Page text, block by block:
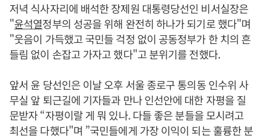
저녁 식사자리에 배석한 장제원 대통령당선인 비서실장은
"윤석열정부의 성공을 위해 완전히 하나가 되기로 했다"며
"웃음이 가득했고 국민들 걱정 없이 공동정부가 한 치의 흔
들림 없이 손잡고 가자고 했다"고 분위기를 전했다.
앞서 윤 당선인은 이날 오후 서울 종로구 통의동 인수위 사
무실 앞 퇴근길에 기자들과 만나 인선안에 대한 자평을 질
문받자 “자평이랄 게 뭐 있나. 다들 좋은 분들을 모시려고
최선을 다했다"며 ”국민들에게 가장 이익이 되는 훌륭한 분